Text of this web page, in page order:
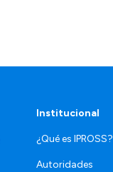
Institucional
¿Qué es IPROSS?
Autoridades